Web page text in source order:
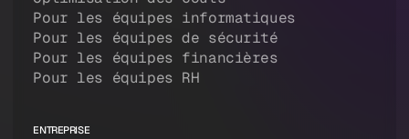
Pour les équipes informatiques
Pour les équipes de sécurité
Pour les équipes financières
Pour les équipes RH
ENTREPRISE